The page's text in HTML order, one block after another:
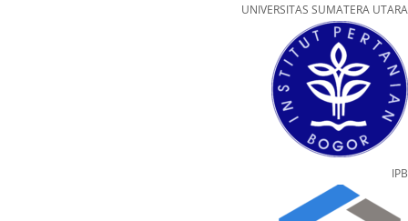
UNIVERSITAS SUMATERA UTARA
IPB